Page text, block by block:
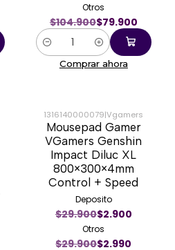
Otros
$104.900$79.900
Cantidad
Comprar ahora
-90%
1316140000079|Vgamers
Mousepad Gamer
VGamers Genshin
Impact Diluc XL
800×300×4mm
Control + Speed
Deposito
$29.900$2.900
Otros
$29.900$2.990